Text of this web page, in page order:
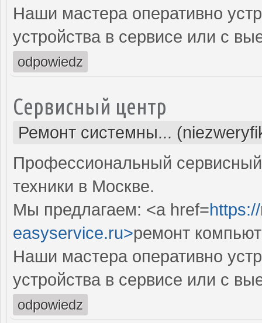
Наши мастера оперативно
устройства в сервисе или с
odpowiedz
Сервисный центр
Ремонт системны...
Профессиональный
техники в Москве.
Мы предлагаем: <a href=
easyservice.ru>ремонт
Наши мастера оперативно
устройства в сервисе или с
odpowiedz